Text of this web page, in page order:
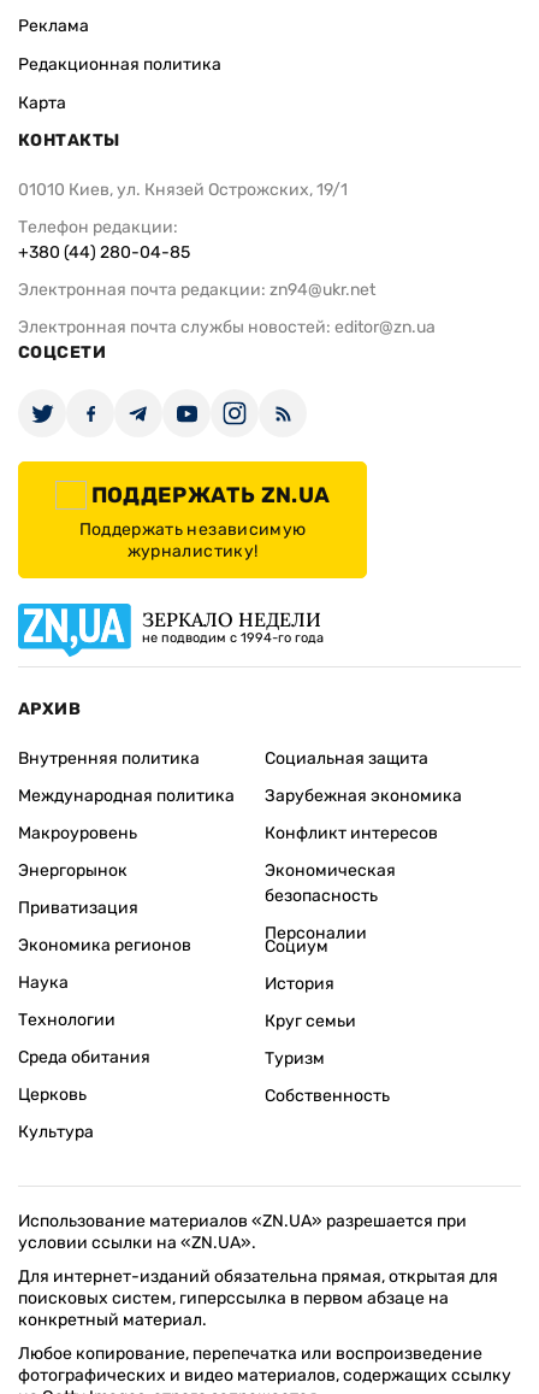
Реклама
Редакционная политика
Карта
КОНТАКТЫ
01010 Киев, ул. Князей Острожских, 19/1
Телефон редакции:
+380 (44) 280-04-85
Электронная почта редакции: zn94@ukr.net
Электронная почта службы новостей: editor@zn.ua
СОЦСЕТИ
ПОДДЕРЖАТЬ ZN.UA
Поддержать независимую
журналистику!
ЗЕРКАЛО НЕДЕЛИ
не подводим с 1994-го года
АРХИВ
Внутренняя политика
Международная политика
Макроуровень
Энергорынок
Приватизация
Экономика регионов
Социальная защита
Зарубежная экономика
Конфликт интересов
Экономическая
безопасность
Персоналии
Наука
Технологии
Среда обитания
Церковь
Культура
Социум
История
Круг семьи
Туризм
Собственность
Использование материалов «ZN.UA» разрешается при
условии ссылки на «ZN.UA».
Для интернет-изданий обязательна прямая, открытая для
поисковых систем, гиперссылка в первом абзаце на
конкретный материал.
Любое копирование, перепечатка или воспроизведение
фотографических и видео материалов, содержащих ссылку